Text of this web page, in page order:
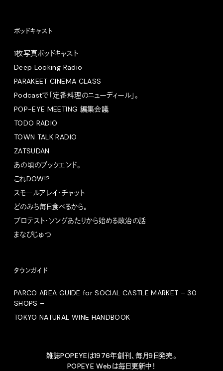
ポッドキャスト
1枚写真ポッドキャスト
Deep Looking Radio
PARAKEET CINEMA CLASS
Podcastで「定番料理のニューディール」。
POP-EYE MEETING 編集会議
TODO RADIO
TOWN TALK RADIO
ZATSUDAN
あの頃のブックエンド。
これDOW!?
スモールアレイ・チャット
どのみち毎日食べるから。
プロテスト・ソングあたりから始める政治の話
まなびじゅつ
タウンガイド
PARCO AREA GUIDE for SOCIAL CASTLE MARKET – 30
SHOPS –
TOKYO NATURAL WINE HANDBOOK
雑誌POPEYEは1976年創刊、毎月9日発売。
POPEYE Webは毎日更新中！